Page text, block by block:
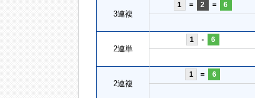
3連複
1 = 2 = 6
2連単
1 - 6
2連複
1 = 6